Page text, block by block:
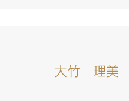
​大竹 理美